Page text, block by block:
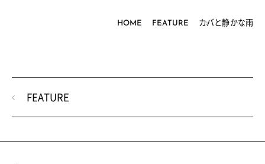
HOME FEATURE カバと静かな雨
FEATURE